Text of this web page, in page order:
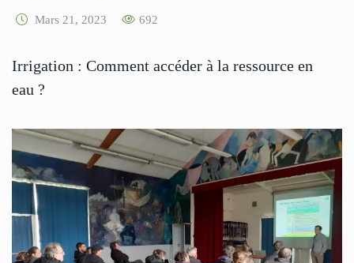
Mars 21, 2023 692
Irrigation : Comment accéder à la ressource en
eau ?